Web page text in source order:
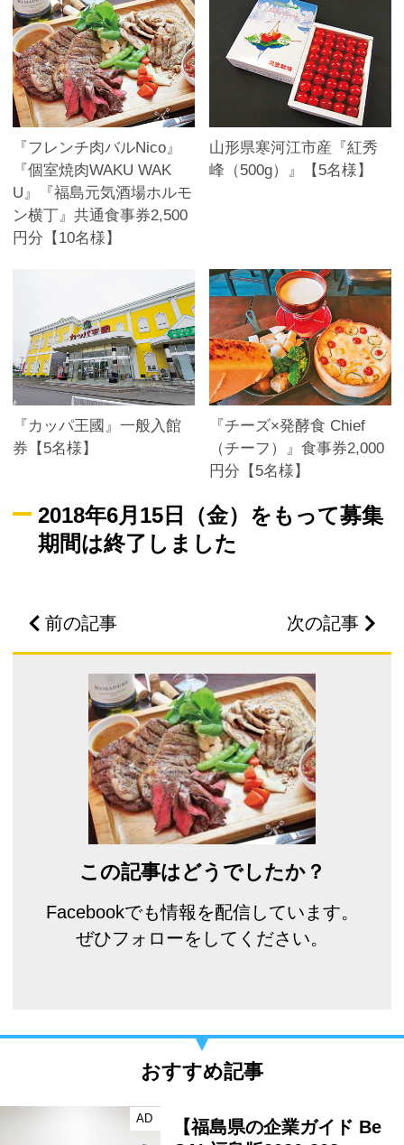
『フレンチ肉バルNico』
『個室焼肉WAKU WAK
U』『福島元気酒場ホルモ
ン横丁』共通食事券2,500
円分【10名様】
山形県寒河江市産『紅秀
峰（500g）』【5名様】
『カッパ王國』一般入館
券【5名様】
『チーズ×発酵食 Chief
（チーフ）』食事券2,000
円分【5名様】
2018年6月15日（金）をもって募集
期間は終了しました
前の記事 次の記事
この記事はどうでしたか？
Facebookでも情報を配信しています。
ぜひフォローをしてください。
おすすめ記事
AD
【福島県の企業ガイド Be